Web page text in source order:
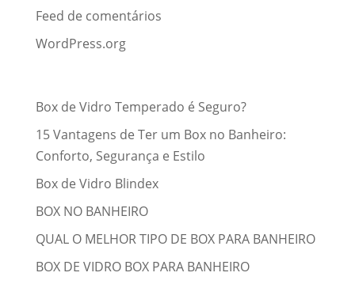
Feed de comentários
WordPress.org
Box de Vidro Temperado é Seguro?
15 Vantagens de Ter um Box no Banheiro:
Conforto, Segurança e Estilo
Box de Vidro Blindex
BOX NO BANHEIRO
QUAL O MELHOR TIPO DE BOX PARA BANHEIRO
BOX DE VIDRO BOX PARA BANHEIRO